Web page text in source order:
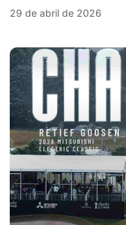
29 de abril de 2026